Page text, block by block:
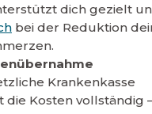
dich gezielt
bei der Reduktion
Krankenkasse
Kosten vollständig